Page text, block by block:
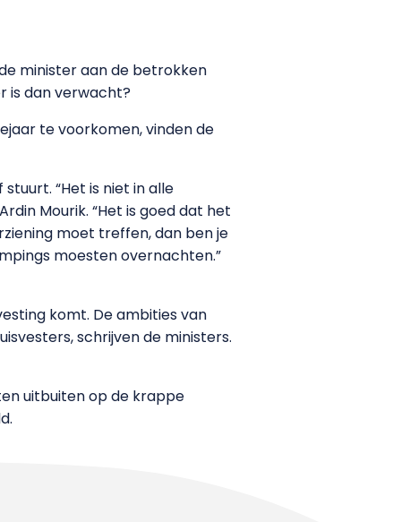
minister aan de betrokken
is dan verwacht?
te voorkomen, vinden de
“Het is niet in alle
Mourik. “Het is goed dat het
moet treffen, dan ben je
moesten overnachten.”
komt. De ambities van
schrijven de ministers.
uitbuiten op de krappe